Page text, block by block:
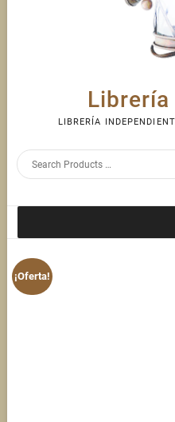
Librería
LIBRERÍA
¡Oferta!